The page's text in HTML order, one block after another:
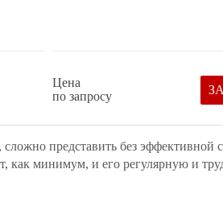
Цена
по запросу
представить без
как минимум, и его регулярную и